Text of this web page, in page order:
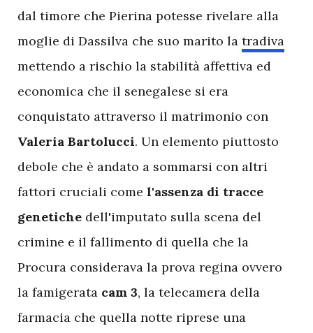
dal timore che Pierina potesse rivelare alla
moglie di Dassilva che suo marito la tradiva
mettendo a rischio la stabilità affettiva ed
economica che il senegalese si era
conquistato attraverso il matrimonio con
Valeria Bartolucci. Un elemento piuttosto
debole che è andato a sommarsi con altri
fattori cruciali come l'assenza di tracce
genetiche dell'imputato sulla scena del
crimine e il fallimento di quella che la
Procura considerava la prova regina ovvero
la famigerata cam 3, la telecamera della
farmacia che quella notte riprese una